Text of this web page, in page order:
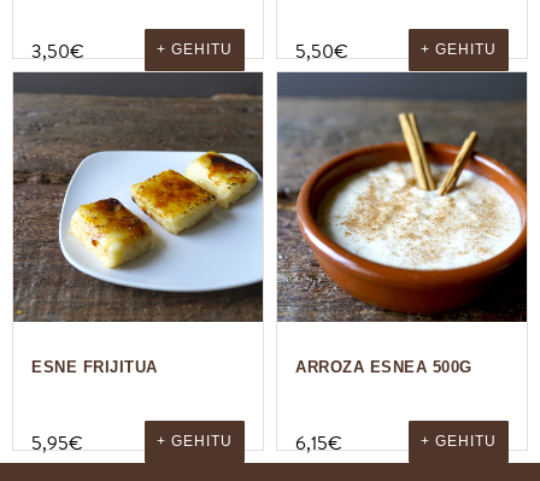
3,50€ + GEHITU 5,50€ + GEHITU
ESNE FRIJITUA
5,95€ + GEHITU
ARROZA ESNEA 500G
6,15€ + GEHITU